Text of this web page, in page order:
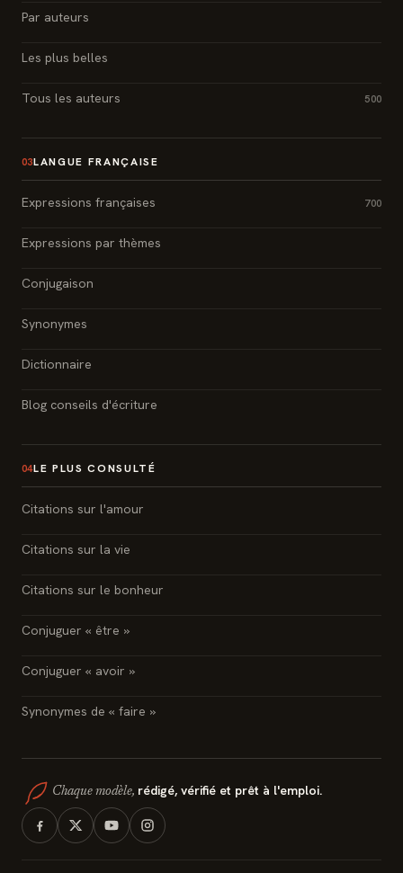
Par auteurs
Les plus belles
Tous les auteurs 500
03LANGUE FRANÇAISE
Expressions françaises 700
Expressions par thèmes
Conjugaison
Synonymes
Dictionnaire
Blog conseils d'écriture
04LE PLUS CONSULTÉ
Citations sur l'amour
Citations sur la vie
Citations sur le bonheur
Conjuguer « être »
Conjuguer « avoir »
Synonymes de « faire »
Chaque modèle, rédigé, vérifié et prêt à l'emploi.